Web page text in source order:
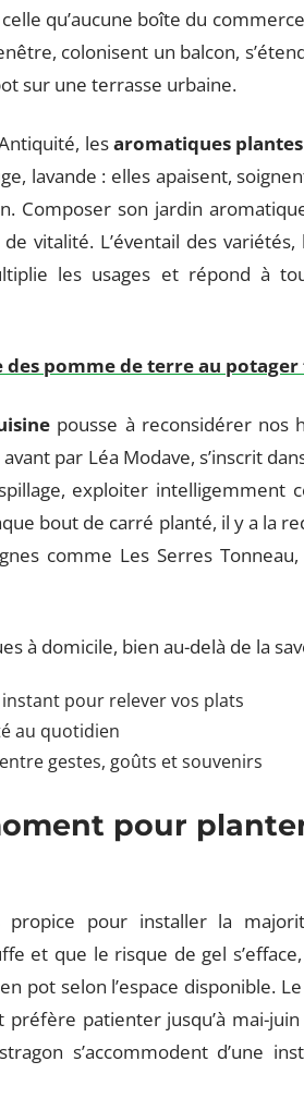
qu’aucune boîte du
colonisent un balcon,
sur une terrasse urbaine.
lesaromatiques plantes
lavande : elles apaisent,
Composer son jardin
vitalité. L’éventail des variétés,
les usages et répond à
pomme de terre au
pousse à reconsidérer nos
par Léa Modave, s’inscrit
exploiter intelligemment
bout de carré planté, il y a la
comme Les Serres
à domicile, bien au-delà de la
pour relever vos plats
au quotidien
gestes, goûts et souvenirs
pour
pour installer la
et que le risque de gel
pot selon l’espace disponible.
patienter jusqu’à mai-
s’accommodent d’une